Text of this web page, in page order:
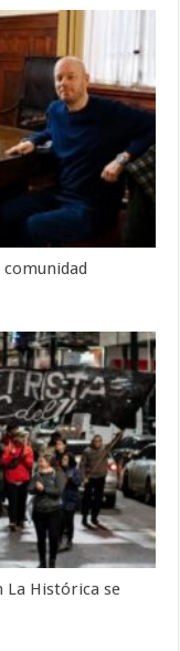
comunidad
La Histórica se